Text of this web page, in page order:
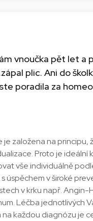
vnoučka pět let a
plic. Ani do
poradila za
založena na
Proto je
vše individuálně
úspěchem v široké
v krku např. Angin-
Léčba jednotlivých
každou diagnózu je